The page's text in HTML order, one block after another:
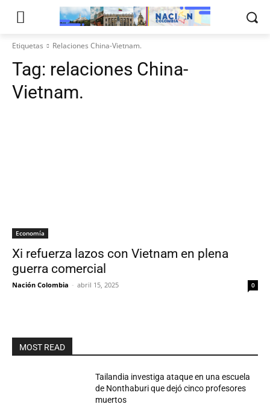
Etiquetas Relaciones China-Vietnam.​
Tag: relaciones China-
Vietnam.​
Economía
Xi refuerza lazos con Vietnam en plena
guerra comercial
Nación Colombia - abril 15, 2025 0
MOST READ
Tailandia investiga ataque en una escuela
de Nonthaburi que dejó cinco profesores
muertos